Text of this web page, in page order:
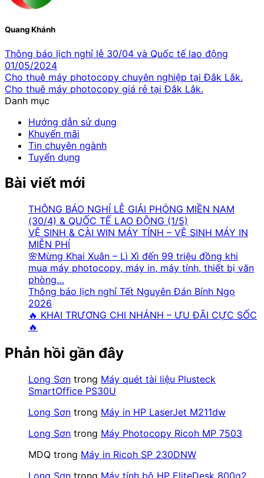
Quang Khánh
Thông báo lịch nghỉ lễ 30/04 và Quốc tế lao động
01/05/2024
Cho thuê máy photocopy chuyên nghiệp tại Đắk Lắk.
Cho thuê máy photocopy giá rẻ tại Đắk Lắk.
Danh mục
Hướng dẫn sử dụng
Khuyến mãi
Tin chuyên ngành
Tuyển dụng
Bài viết mới
THÔNG BÁO NGHỈ LỄ GIẢI PHÓNG MIỀN NAM
(30/4) & QUỐC TẾ LAO ĐỘNG (1/5)
VỆ SINH & CÀI WIN MÁY TÍNH – VỆ SINH MÁY IN
MIỄN PHÍ
🌸Mừng Khai Xuân – Lì Xì đến 99 triệu đồng khi
mua máy photocopy, máy in, máy tính, thiết bị văn
phòng…
Thông báo lịch nghỉ Tết Nguyên Đán Bính Ngọ
2026
🔥 KHAI TRƯƠNG CHI NHÁNH – ƯU ĐÃI CỰC SỐC
🔥
Phản hồi gần đây
Long Sơn trong Máy quét tài liệu Plusteck
SmartOffice PS30U
Long Sơn trong Máy in HP LaserJet M211dw
Long Sơn trong Máy Photocopy Ricoh MP 7503
MDQ trong Máy in Ricoh SP 230DNW